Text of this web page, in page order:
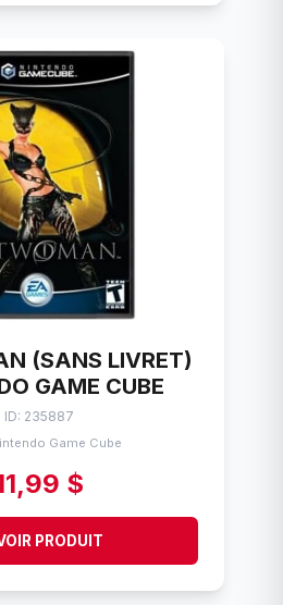
(SANS LIVRET)
GAME CUBE
ID: 235887
Game Cube
$
PRODUIT